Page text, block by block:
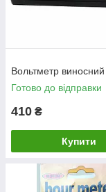
Вольтметр
Готово до відправки
410 ₴
Купити